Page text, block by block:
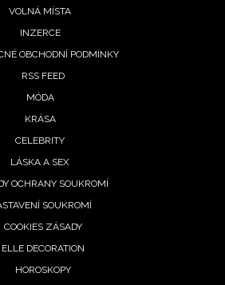
VOLNÁ MÍSTA
INZERCE
OBCHODNÍ PODMÍNKY
RSS FEED
MÓDA
KRÁSA
CELEBRITY
LÁSKA A SEX
OCHRANY SOUKROMÍ
SOUKROMÍ
COOKIES ZÁSADY
ELLE DECORATION
HOROSKOPY